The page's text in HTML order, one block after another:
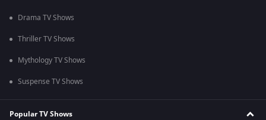
Drama TV Shows
Thriller TV Shows
Mythology TV Shows
Suspense TV Shows
Popular TV Shows